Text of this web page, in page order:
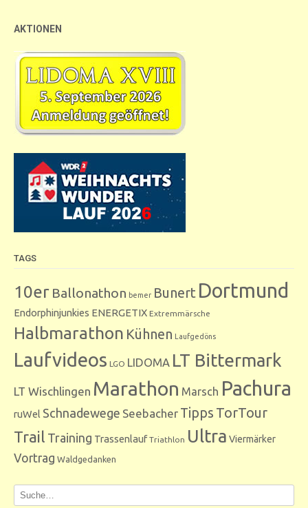
AKTIONEN
TAGS
10er Ballonathon bemer Bunert Dortmund
Endorphinjunkies ENERGETIX Extremmärsche
Halbmarathon Kühnen Laufgedöns
Laufvideos LGO LIDOMA LT Bittermark
LT Wischlingen Marathon Marsch Pachura
ruWel Schnadewege Seebacher Tipps TorTour
Trail Training Trassenlauf Triathlon Ultra Viermärker
Vortrag Waldgedanken